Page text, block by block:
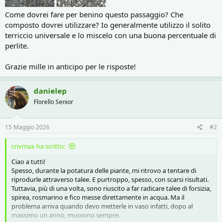
Come dovrei fare per benino questo passaggio? Che
composto dovrei utilizzare? Io generalmente utilizzo il solito
terriccio universale e lo miscelo con una buona percentuale di
perlite.
Grazie mille in anticipo per le risposte!
danielep
Florello Senior
15 Maggio 2026 #2
crivmax ha scritto:
Ciao a tutti!
Spesso, durante la potatura delle piante, mi ritrovo a tentare di
riprodurle attraverso talee. E purtroppo, spesso, con scarsi risultati.
Tuttavia, più di una volta, sono riuscito a far radicare talee di forsizia,
spirea, rosmarino e fico messe direttamente in acqua. Ma il
problema arriva quando devo metterle in vaso infatti, dopo al
massimo un anno, muoiono sempre.